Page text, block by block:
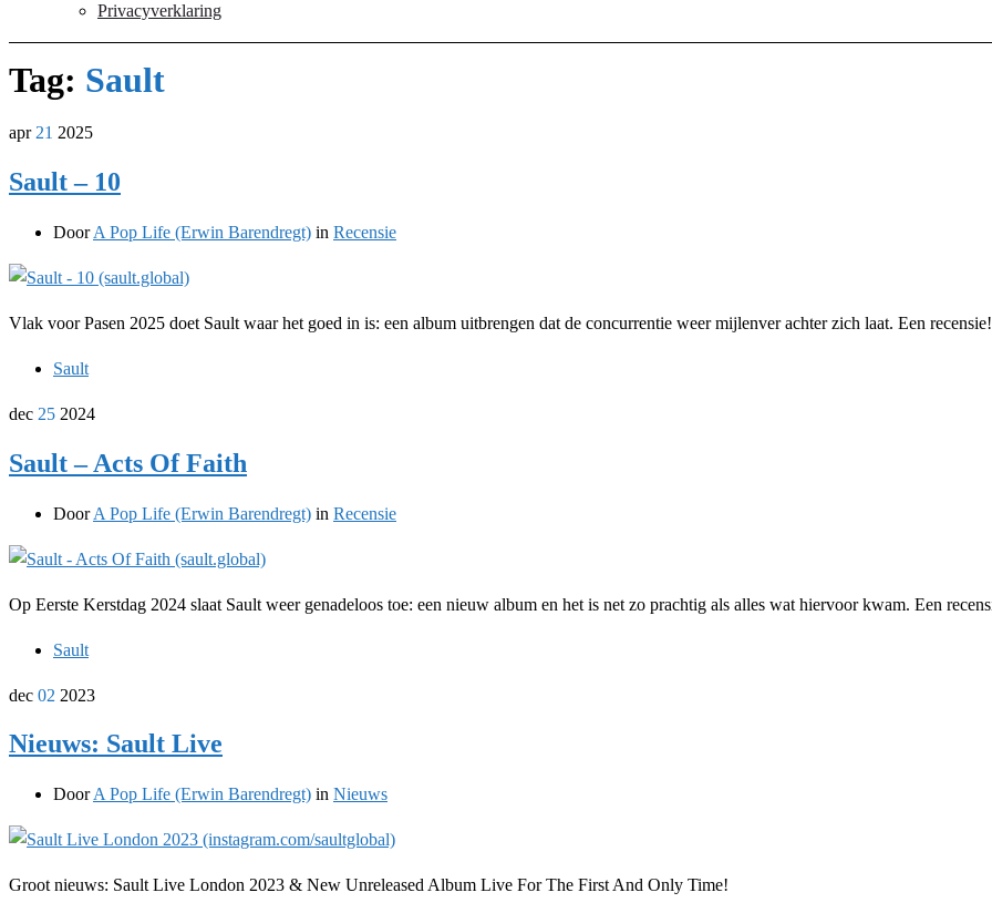
Privacyverklaring
Tag: Sault
apr 21 2025
Sault – 10
DoorA Pop Life (Erwin Barendregt) in Recensie
Vlak voor Pasen 2025 doet Sault waar het goed in is: een album uitbrengen dat de concurrentie weer mijlenver achter zich laat. Een recensie!
Sault
dec 25 2024
Sault – Acts Of Faith
DoorA Pop Life (Erwin Barendregt) in Recensie
Op Eerste Kerstdag 2024 slaat Sault weer genadeloos toe: een nieuw album en het is net zo prachtig als alles wat hiervoor kwam. Een
Sault
dec 02 2023
Nieuws: Sault Live
DoorA Pop Life (Erwin Barendregt) in Nieuws
Groot nieuws: Sault Live London 2023 & New Unreleased Album Live For The First And Only Time!